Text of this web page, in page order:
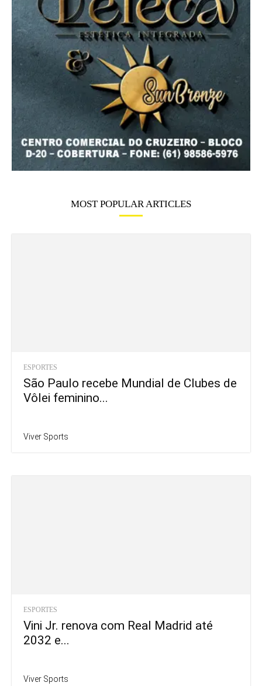
MOST POPULAR ARTICLES
ESPORTES
São Paulo recebe Mundial de Clubes de
Vôlei feminino...
Viver Sports
ESPORTES
Vini Jr. renova com Real Madrid até
2032 e...
Viver Sports